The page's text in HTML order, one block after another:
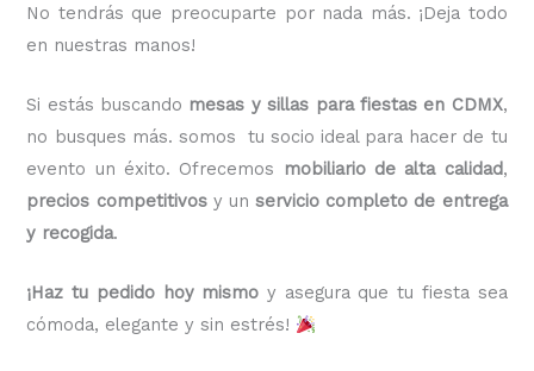
No tendrás que preocuparte por nada más. ¡Deja todo
en nuestras manos!
Si estás buscando mesas y sillas para fiestas en CDMX,
no busques más. somos tu socio ideal para hacer de tu
evento un éxito. Ofrecemos
mobiliario de alta calidad,
precios competitivosy unservicio completo de entrega
y recogida.
¡Haz tu pedido hoy mismo y asegura que tu fiesta sea
cómoda, elegante y sin estrés!